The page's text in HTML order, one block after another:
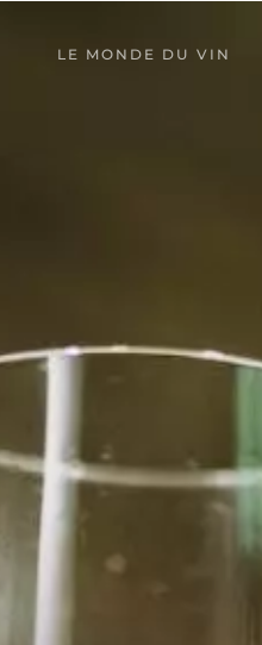
LE MONDE DU VIN